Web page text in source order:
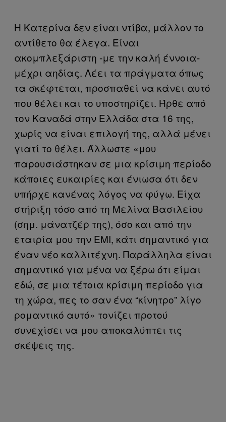
Η Κατερίνα δεν είναι ντίβα, μάλλον το
αντίθετο θα έλεγα. Είναι
ακομπλεξάριστη -με την καλή έννοια-
μέχρι αηδίας. Λέει τα πράγματα όπως
τα σκέφτεται, προσπαθεί να κάνει αυτό
που θέλει και το υποστηρίζει. Ήρθε από
τον Καναδά στην Ελλάδα στα 16 της,
χωρίς να είναι επιλογή της, αλλά μένει
γιατί το θέλει. Άλλωστε «μου
παρουσιάστηκαν σε μια κρίσιμη περίοδο
κάποιες ευκαιρίες και ένιωσα ότι δεν
υπήρχε κανένας λόγος να φύγω. Είχα
στήριξη τόσο από τη Μελίνα Βασιλείου
(σημ. μάνατζέρ της), όσο και από την
εταιρία μου την EMI, κάτι σημαντικό για
έναν νέο καλλιτέχνη. Παράλληλα είναι
σημαντικό για μένα να ξέρω ότι είμαι
εδώ, σε μια τέτοια κρίσιμη περίοδο για
τη χώρα, πες το σαν ένα “κίνητρο” λίγο
ρομαντικό αυτό» τονίζει προτού
συνεχίσει να μου αποκαλύπτει τις
σκέψεις της.